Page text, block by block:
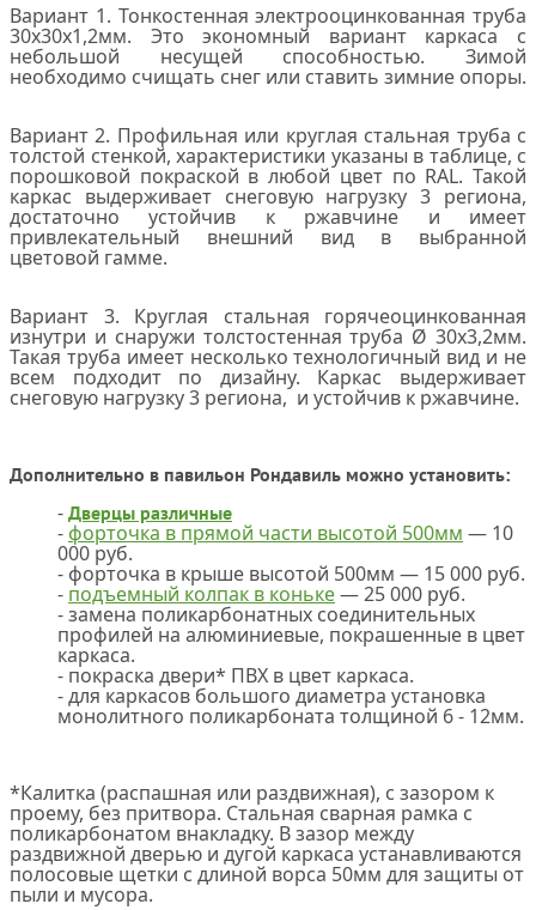
Вариант 1. Тонкостенная электрооцинкованная труба
30х30х1,2мм. Это экономный вариант каркаса с
небольшой несущей способностью. Зимой
необходимо счищать снег или ставить зимние опоры.
Вариант 2. Профильная или круглая стальная труба с
толстой стенкой, характеристики указаны в таблице, с
порошковой покраской в любой цвет по RAL. Такой
каркас выдерживает снеговую нагрузку 3 региона,
достаточно устойчив к ржавчине и имеет
привлекательный внешний вид в выбранной
цветовой гамме.
Вариант 3. Круглая стальная горячеоцинкованная
изнутри и снаружи толстостенная труба Ø 30х3,2мм.
Такая труба имеет несколько технологичный вид и не
всем подходит по дизайну. Каркас выдерживает
снеговую нагрузку 3 региона, и устойчив к ржавчине.
Дополнительно в павильон Рондавиль можно установить:
Дверцы различные
форточка в прямой части высотой 500мм — 10
000 руб.
форточка в крыше высотой 500мм — 15 000 руб.
подъемный колпак в коньке— 25 000 руб.
замена поликарбонатных соединительных
профилей на алюминиевые, покрашенные в цвет
каркаса.
покраска двери* ПВХ в цвет каркаса.
для каркасов большого диаметра установка
монолитного поликарбоната толщиной 6 - 12мм.
*Калитка (распашная или раздвижная), с зазором к
проему, без притвора. Стальная сварная рамка с
поликарбонатом внакладку. В зазор между
раздвижной дверью и дугой каркаса устанавливаются
полосовые щетки с длиной ворса 50мм для защиты от
пыли и мусора.